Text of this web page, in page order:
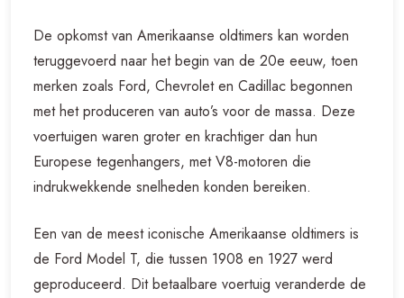
De opkomst van Amerikaanse oldtimers kan worden
teruggevoerd naar het begin van de 20e eeuw, toen
merken zoals Ford, Chevrolet en Cadillac begonnen
met het produceren van auto’s voor de massa. Deze
voertuigen waren groter en krachtiger dan hun
Europese tegenhangers, met V8-motoren die
indrukwekkende snelheden konden bereiken.
Een van de meest iconische Amerikaanse oldtimers is
de Ford Model T, die tussen 1908 en 1927 werd
geproduceerd. Dit betaalbare voertuig veranderde de